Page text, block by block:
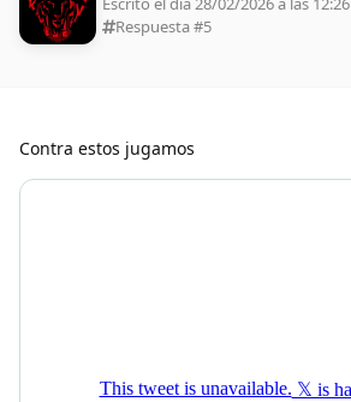
Respuesta #5
Contra estos jugamos